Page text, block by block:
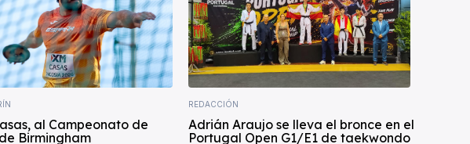
al Campeonato de
Birmingham
REDACCIÓN
Adrián Araujo se lleva el bronce en el
Portugal Open G1/E1 de taekwondo